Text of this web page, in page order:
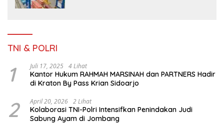
TNI & POLRI
1 Juli 17, 2025 4 Lihat
Kantor Hukum RAHMAH MARSINAH dan PARTNERS Hadir
di Kraton By Pass Krian Sidoarjo
2 April 20, 2026 2 Lihat
Kolaborasi TNI-Polri Intensifkan Penindakan Judi
Sabung Ayam di Jombang